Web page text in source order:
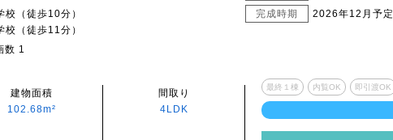
（徒歩10分）
（徒歩11分）
完成時期 2026年12月予定
1
建物面積
102.68m²
間取り
4LDK
最終１棟 内覧OK 即引渡OK